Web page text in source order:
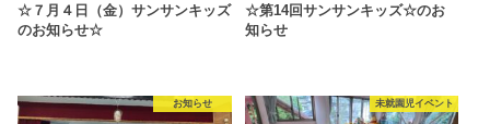
☆７月４日（金）サンサンキッズ
のお知らせ☆
☆第14回サンサンキッズ☆のお
知らせ
お知らせ 未就園児イベント